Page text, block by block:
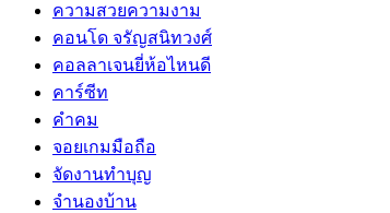
ความสวยความงาม
คอนโด จรัญสนิทวงศ์
คอลลาเจนยี่ห้อไหนดี
คาร์ซีท
คำคม
จอยเกมมือถือ
จัดงานทำบุญ
จำนองบ้าน